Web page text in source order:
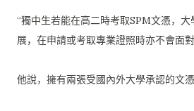
“獨中生若能在高二時考取SPM文憑， 大
展， 在申請或考取專業證照時亦不會面
他說，擁有兩張受國內外大學承認的文